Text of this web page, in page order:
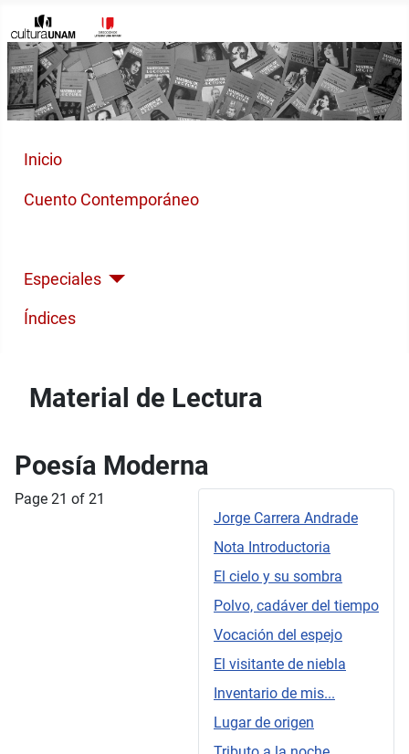
Inicio
Cuento Contemporáneo
Especiales
Índices
Material de Lectura
Poesía Moderna
Jorge Carrera Andrade
Nota Introductoria
El cielo y su sombra
Polvo, cadáver del tiempo
Vocación del espejo
El visitante de niebla
Inventario de mis...
Lugar de origen
Page 21 of 21